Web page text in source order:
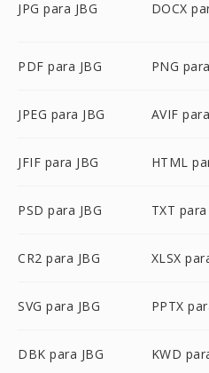
JPG para JBG DOCX
PDF para JBG PNG
JPEG para JBG AVIF
JFIF para JBG HTML
PSD para JBG TXT para
CR2 para JBG XLSX
SVG para JBG PPTX
DBK para JBG KWD